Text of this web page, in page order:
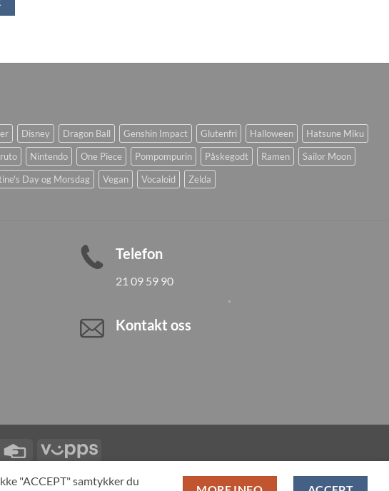
Disney Dragon Ball Genshin Impact Glutenfri Halloween
Hatsune Miku
Nintendo One Piece Pompompurin Påskegodt Ramen
Sailor Moon
Day og Morsdag Vegan Vocaloid Zelda
Telefon
21 09 59 90
Kontakt oss
Credit
Card
Vipps
KONTO ALL PRODUCTS
"ACCEPT" samtykker du